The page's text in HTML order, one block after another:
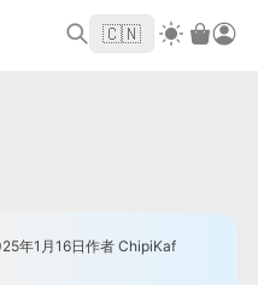
WELCOME2026
首单立
🇨🇳
年1月16日作者 ChipiKaf